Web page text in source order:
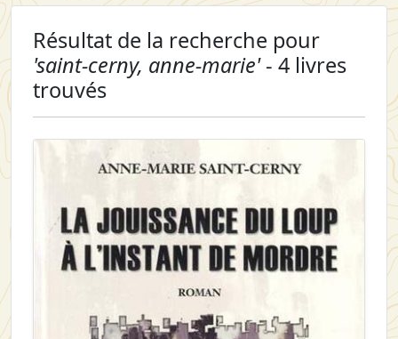
Résultat de la recherche pour
'saint-cerny, anne-marie'- 4 livres
trouvés